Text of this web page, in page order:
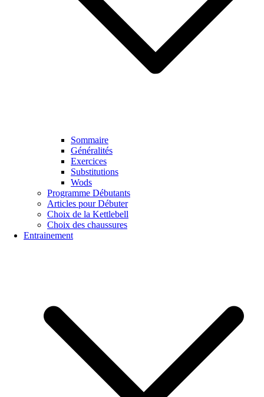
Sommaire
Généralités
Exercices
Substitutions
Wods
Programme Débutants
Articles pour Débuter
Choix de la Kettlebell
Choix des chaussures
Entrainement